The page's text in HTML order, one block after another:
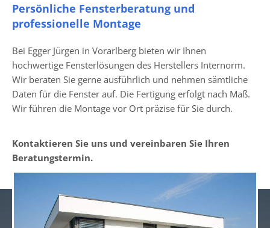
Persönliche Fensterberatung und
professionelle Montage
Bei Egger Jürgen in Vorarlberg bieten wir Ihnen
hochwertige Fensterlösungen des Herstellers Internorm.
Wir beraten Sie gerne ausführlich und nehmen sämtliche
Daten für die Fenster auf. Die Fertigung erfolgt nach Maß.
Wir führen die Montage vor Ort präzise für Sie durch.
Kontaktieren Sie uns und vereinbaren Sie Ihren
Beratungstermin.